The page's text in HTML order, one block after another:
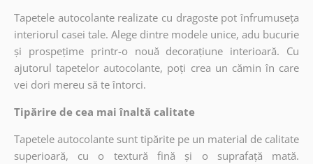
Tapetele autocolante realizate cu dragoste pot înfrumuseța
interiorul casei tale. Alege dintre modele unice, adu bucurie
și prospețime printr-o nouă decorațiune interioară. Cu
ajutorul tapetelor autocolante, poți crea un cămin în care
vei dori mereu să te întorci.
Tipărire de cea mai înaltă calitate
Tapetele autocolante sunt tipărite pe un material de calitate
superioară, cu o textură fină și o suprafață mată.